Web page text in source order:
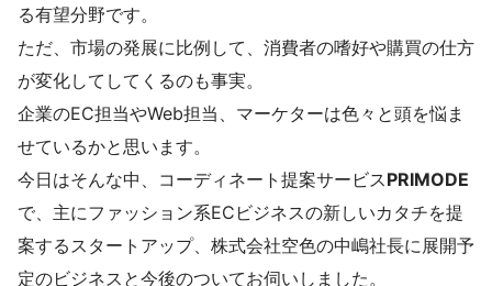
る有望分野です。
ただ、市場の発展に比例して、消費者の嗜好や購買の仕方
が変化してしてくるのも事実。
企業のEC担当やWeb担当、マーケターは色々と頭を悩ま
せているかと思います。
今日はそんな中、コーディネート提案サービスPRIMODE
で、主にファッション系ECビジネスの新しいカタチを提
案するスタートアップ、株式会社空色の中嶋社長に展開予
定のビジネスと今後のついてお伺いしました。